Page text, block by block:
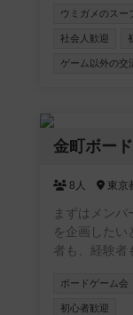
ゲーム、
the
むのが好きな
🤝 お一人での参加がほとんどですので、初参加の方もご安心く
ださい！一緒
ウミガメのスー
社会人歓迎
ゲーム以外の交
金町ボー
8人 東京
まずはメン
を企画したい
者も、経験者
参加にあた
ネス等の勧
ボードゲーム会
初心者歓迎